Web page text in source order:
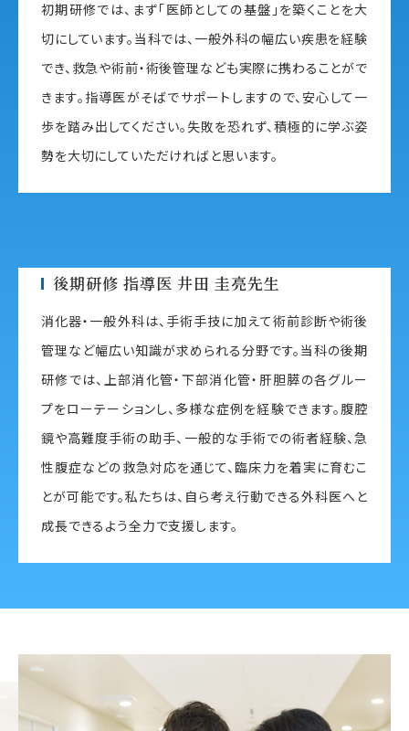
初期研修では、まず「医師としての基盤」を築くことを大
切にしています。当科では、一般外科の幅広い疾患を経験
でき、救急や術前・術後管理なども実際に携わることがで
きます。指導医がそばでサポートしますので、安心して一
歩を踏み出してください。失敗を恐れず、積極的に学ぶ姿
勢を大切にしていただければと思います。
後期研修 指導医 井田 圭亮先生
消化器・一般外科は、手術手技に加えて術前診断や術後
管理など幅広い知識が求められる分野です。当科の後期
研修では、上部消化管・下部消化管・肝胆膵の各グルー
プをローテーションし、多様な症例を経験できます。腹腔
鏡や高難度手術の助手、一般的な手術での術者経験、急
性腹症などの救急対応を通じて、臨床力を着実に育むこ
とが可能です。私たちは、自ら考え行動できる外科医へと
成長できるよう全力で支援します。